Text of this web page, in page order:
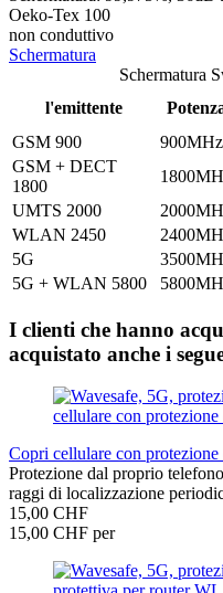
Oeko-Tex 100
non conduttivo
Schermatura
Schermatura
l'emittente
GSM 900
900MHz
GSM + DECT
1800
UMTS 2000
WLAN 2450
5G
5G + WLAN 5800
I clienti che hanno
acquistato anche i
Copri cellulare con
Protezione dal proprio
raggi di localizzazione
15,00 CHF
15,00 CHF per